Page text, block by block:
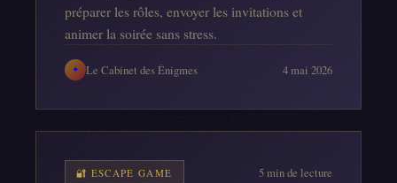
préparer les rôles, envoyer les invitations et
animer la soirée sans stress.
✦ Le Cabinet des Énigmes 4 mai 2026
🔐 ESCAPE GAME 5min de lecture